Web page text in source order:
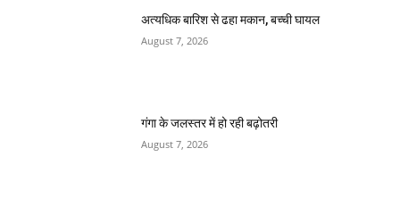
अत्यधिक बारिश से ढहा मकान, बच्ची घायल
August 7, 2026
गंगा के जलस्तर में हो रही बढ़ोतरी
August 7, 2026